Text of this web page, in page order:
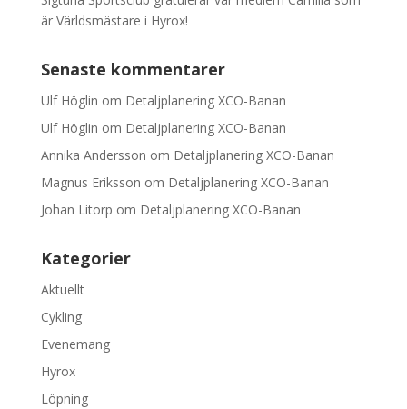
är Världsmästare i Hyrox!
Senaste kommentarer
Ulf Höglin om Detaljplanering XCO-Banan
Ulf Höglin om Detaljplanering XCO-Banan
Annika Andersson om Detaljplanering XCO-Banan
Magnus Eriksson om Detaljplanering XCO-Banan
Johan Litorp om Detaljplanering XCO-Banan
Kategorier
Aktuellt
Cykling
Evenemang
Hyrox
Löpning